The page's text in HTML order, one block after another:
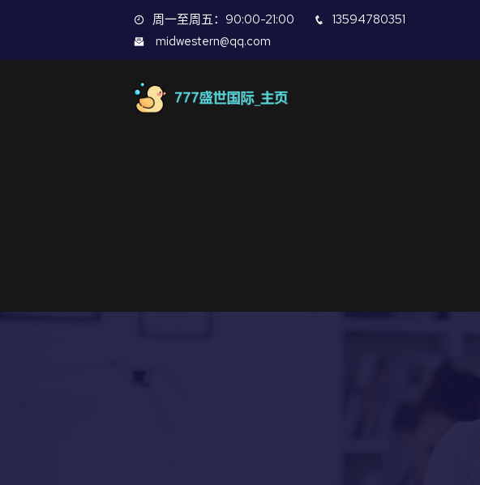
周一至周五：90:00-21:00
13594780351
midwestern@qq.com